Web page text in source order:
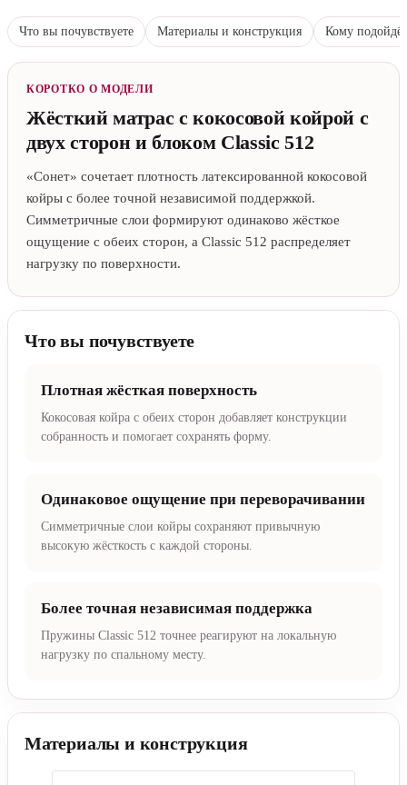
Что вы почувствуете Материалы и конструкция Кому подойдёт
КОРОТКО О МОДЕЛИ
Жёсткий матрас с кокосовой койрой с
двух сторон и блоком Classic 512
«Сонет» сочетает плотность латексированной кокосовой
койры с более точной независимой поддержкой.
Симметричные слои формируют одинаково жёсткое
ощущение с обеих сторон, а Classic 512 распределяет
нагрузку по поверхности.
Что вы почувствуете
Плотная жёсткая поверхность
Кокосовая койра с обеих сторон добавляет конструкции
собранность и помогает сохранять форму.
Одинаковое ощущение при переворачивании
Симметричные слои койры сохраняют привычную
высокую жёсткость с каждой стороны.
Более точная независимая поддержка
Пружины Classic 512 точнее реагируют на локальную
нагрузку по спальному месту.
Материалы и конструкция